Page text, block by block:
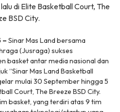
di Elite Basketball Court, The
BSD City.
– Sinar Mas Land bersama
(Jusraga) sukses
basket antar media nasional dan
“Sinar Mas Land Basketball
mulai 30 September hingga 5
Court, The Breeze BSD City.
basket, yang terdiri atas 9 tim